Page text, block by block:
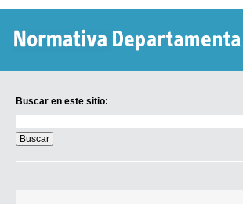
Buscar en este sitio:
en
este
sitio: